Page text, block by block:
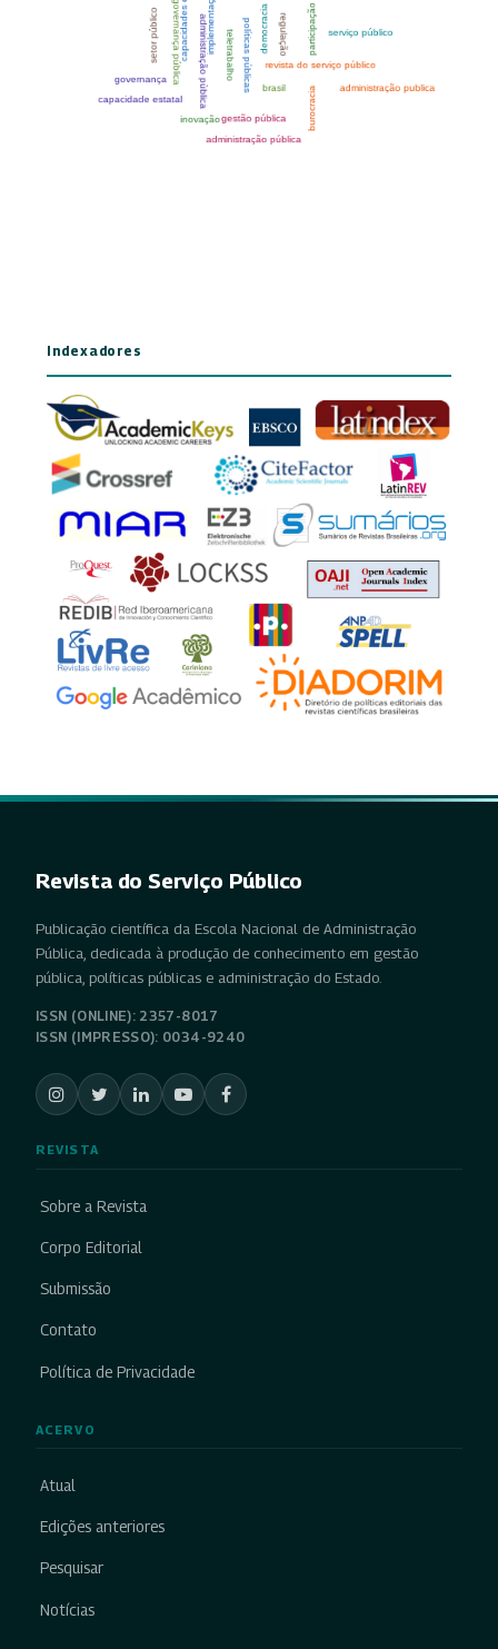
Indexadores
Revista do Serviço Público
Publicação científica da Escola Nacional de Administração
Pública, dedicada à produção de conhecimento em gestão
pública, políticas públicas e administração do Estado.
ISSN (ONLINE): 2357-8017
ISSN (IMPRESSO): 0034-9240
REVISTA
Sobre a Revista
Corpo Editorial
Submissão
Contato
Política de Privacidade
ACERVO
Atual
Edições anteriores
Pesquisar
Notícias